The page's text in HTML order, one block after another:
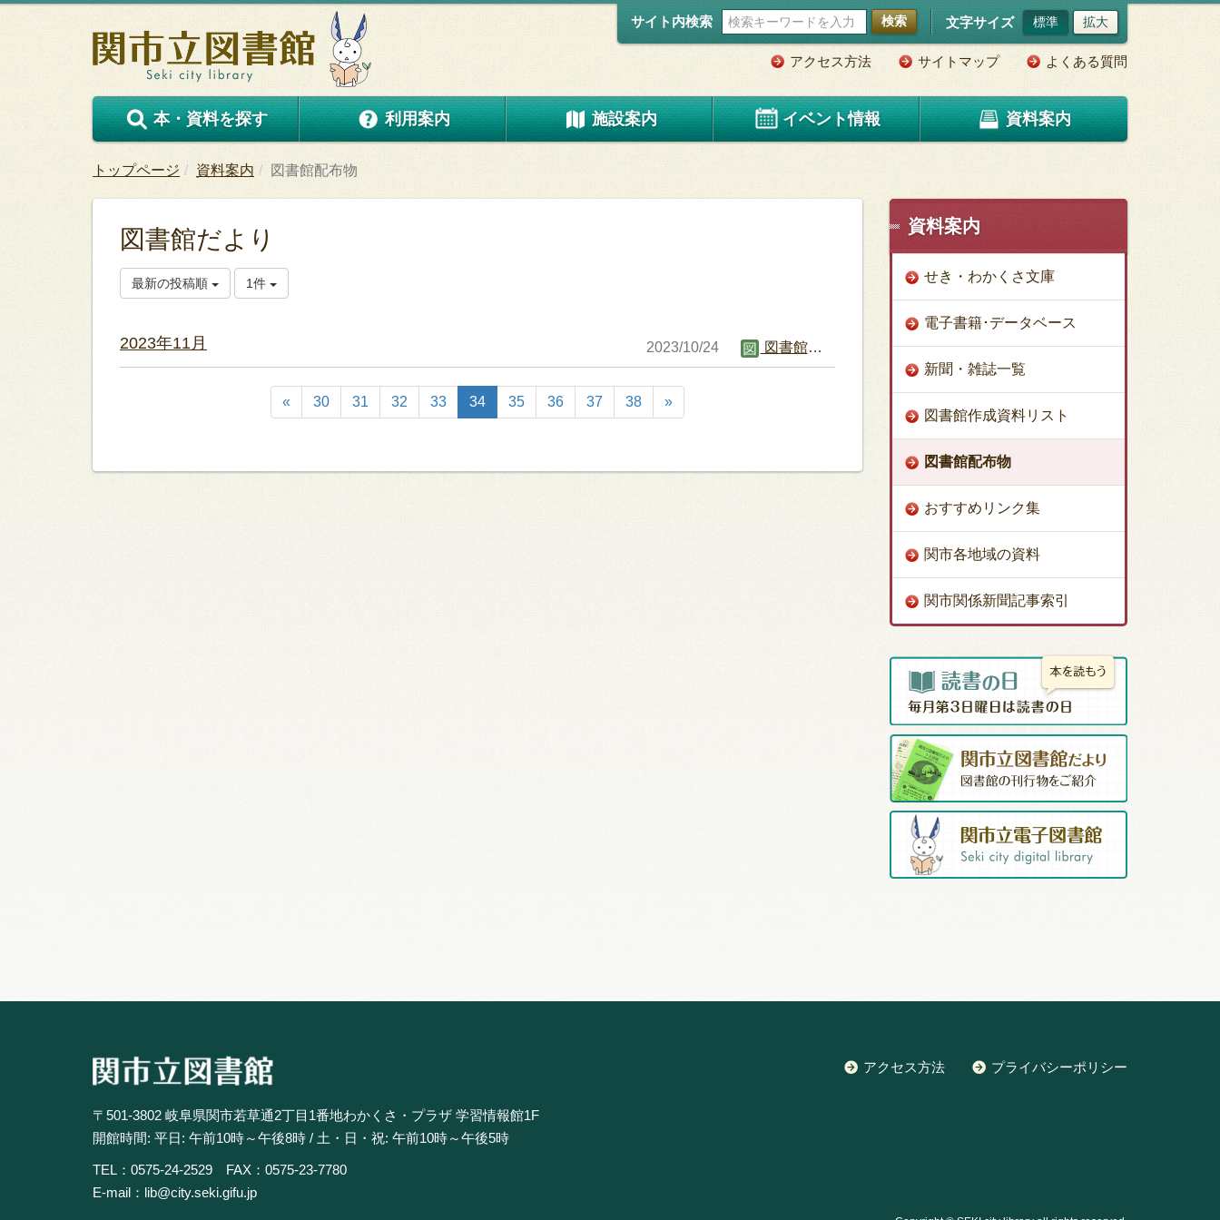
サイト内検索 検索 文字サイズ 標準 拡大
アクセス方法 サイトマップ よくある質問
本・資料を探す 利用案内 施設案内 イベント情報 資料案内
トップページ 資料案内 図書館配布物
図書館だより
最新の投稿順 1件
2023年11月 2023/10/24 図書館職員B
« 30 31 32 33 34 35 36 37 38 »
資料案内
せき・わかくさ文庫
電子書籍･データベース
新聞・雑誌一覧
図書館作成資料リスト
図書館配布物
おすすめリンク集
関市各地域の資料
関市関係新聞記事索引
〒501-3802 岐阜県関市若草通2丁目1番地わかくさ・プラザ 学習情報館1F
開館時間: 平日: 午前10時～午後8時 / 土・日・祝: 午前10時～午後5時
TEL：0575-24-2529 FAX：0575-23-7780
E-mail：lib@city.seki.gifu.jp
アクセス方法 プライバシーポリシー